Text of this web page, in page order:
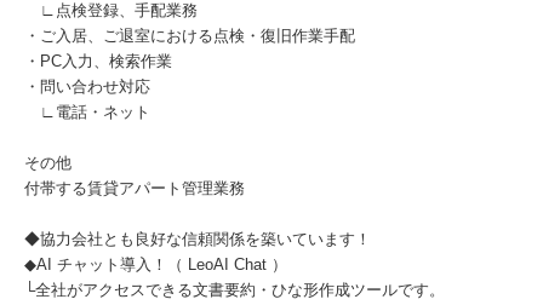
∟点検登録、手配業務
・ご入居、ご退室における点検・復旧作業手配
・PC入力、検索作業
・問い合わせ対応
∟電話・ネット
その他
付帯する賃貸アパート管理業務
◆協力会社とも良好な信頼関係を築いています！
◆AI チャット導入！（ LeoAI Chat ）
└全社がアクセスできる文書要約・ひな形作成ツールです。